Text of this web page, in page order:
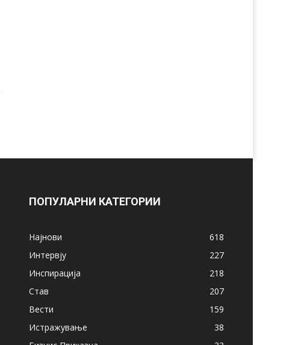
ПОПУЛАРНИ КАТЕГОРИИ
Најнови
618
Интервју
227
Инспирација
218
Став
207
Вести
159
Истражување
38